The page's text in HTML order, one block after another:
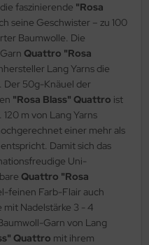
faszinierende "Rosa
seine Geschwister – zu 100
Baumwolle. Die
Quattro "Rosa
Lang Yarns die
50g-Knäuel der
"Rosa Blass" Quattro ist
m von Lang Yarns
einer mehr als
Damit sich das
Uni-
Quattro "Rosa
feinen Farb-Flair auch
Nadelstärke 3 - 4
Garn von Lang
Quattro mit ihrem